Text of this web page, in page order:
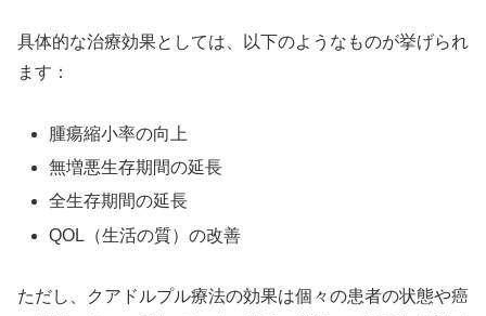
具体的な治療効果としては、以下のようなものが挙げられ
ます：
腫瘍縮小率の向上
無増悪生存期間の延長
全生存期間の延長
QOL（生活の質）の改善
ただし、クアドルプル療法の効果は個々の患者の状態や癌